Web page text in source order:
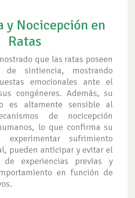
y Nocicepción en
Ratas
que las ratas poseen
sintiencia, mostrando
emocionales ante el
congéneres. Además, su
es altamente sensible al
de nocicepción
lo que confirma su
experimentar sufrimiento
pueden anticipar y evitar el
de experiencias previas y
en función de